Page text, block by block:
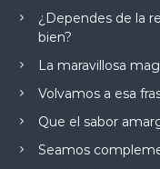
¿Dependes de la
bien?
La maravillosa
Volvamos a esa
Que el sabor
Seamos